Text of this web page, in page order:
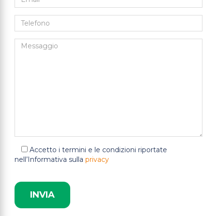
Accetto i termini e le condizioni riportate
nell’Informativa sulla privacy